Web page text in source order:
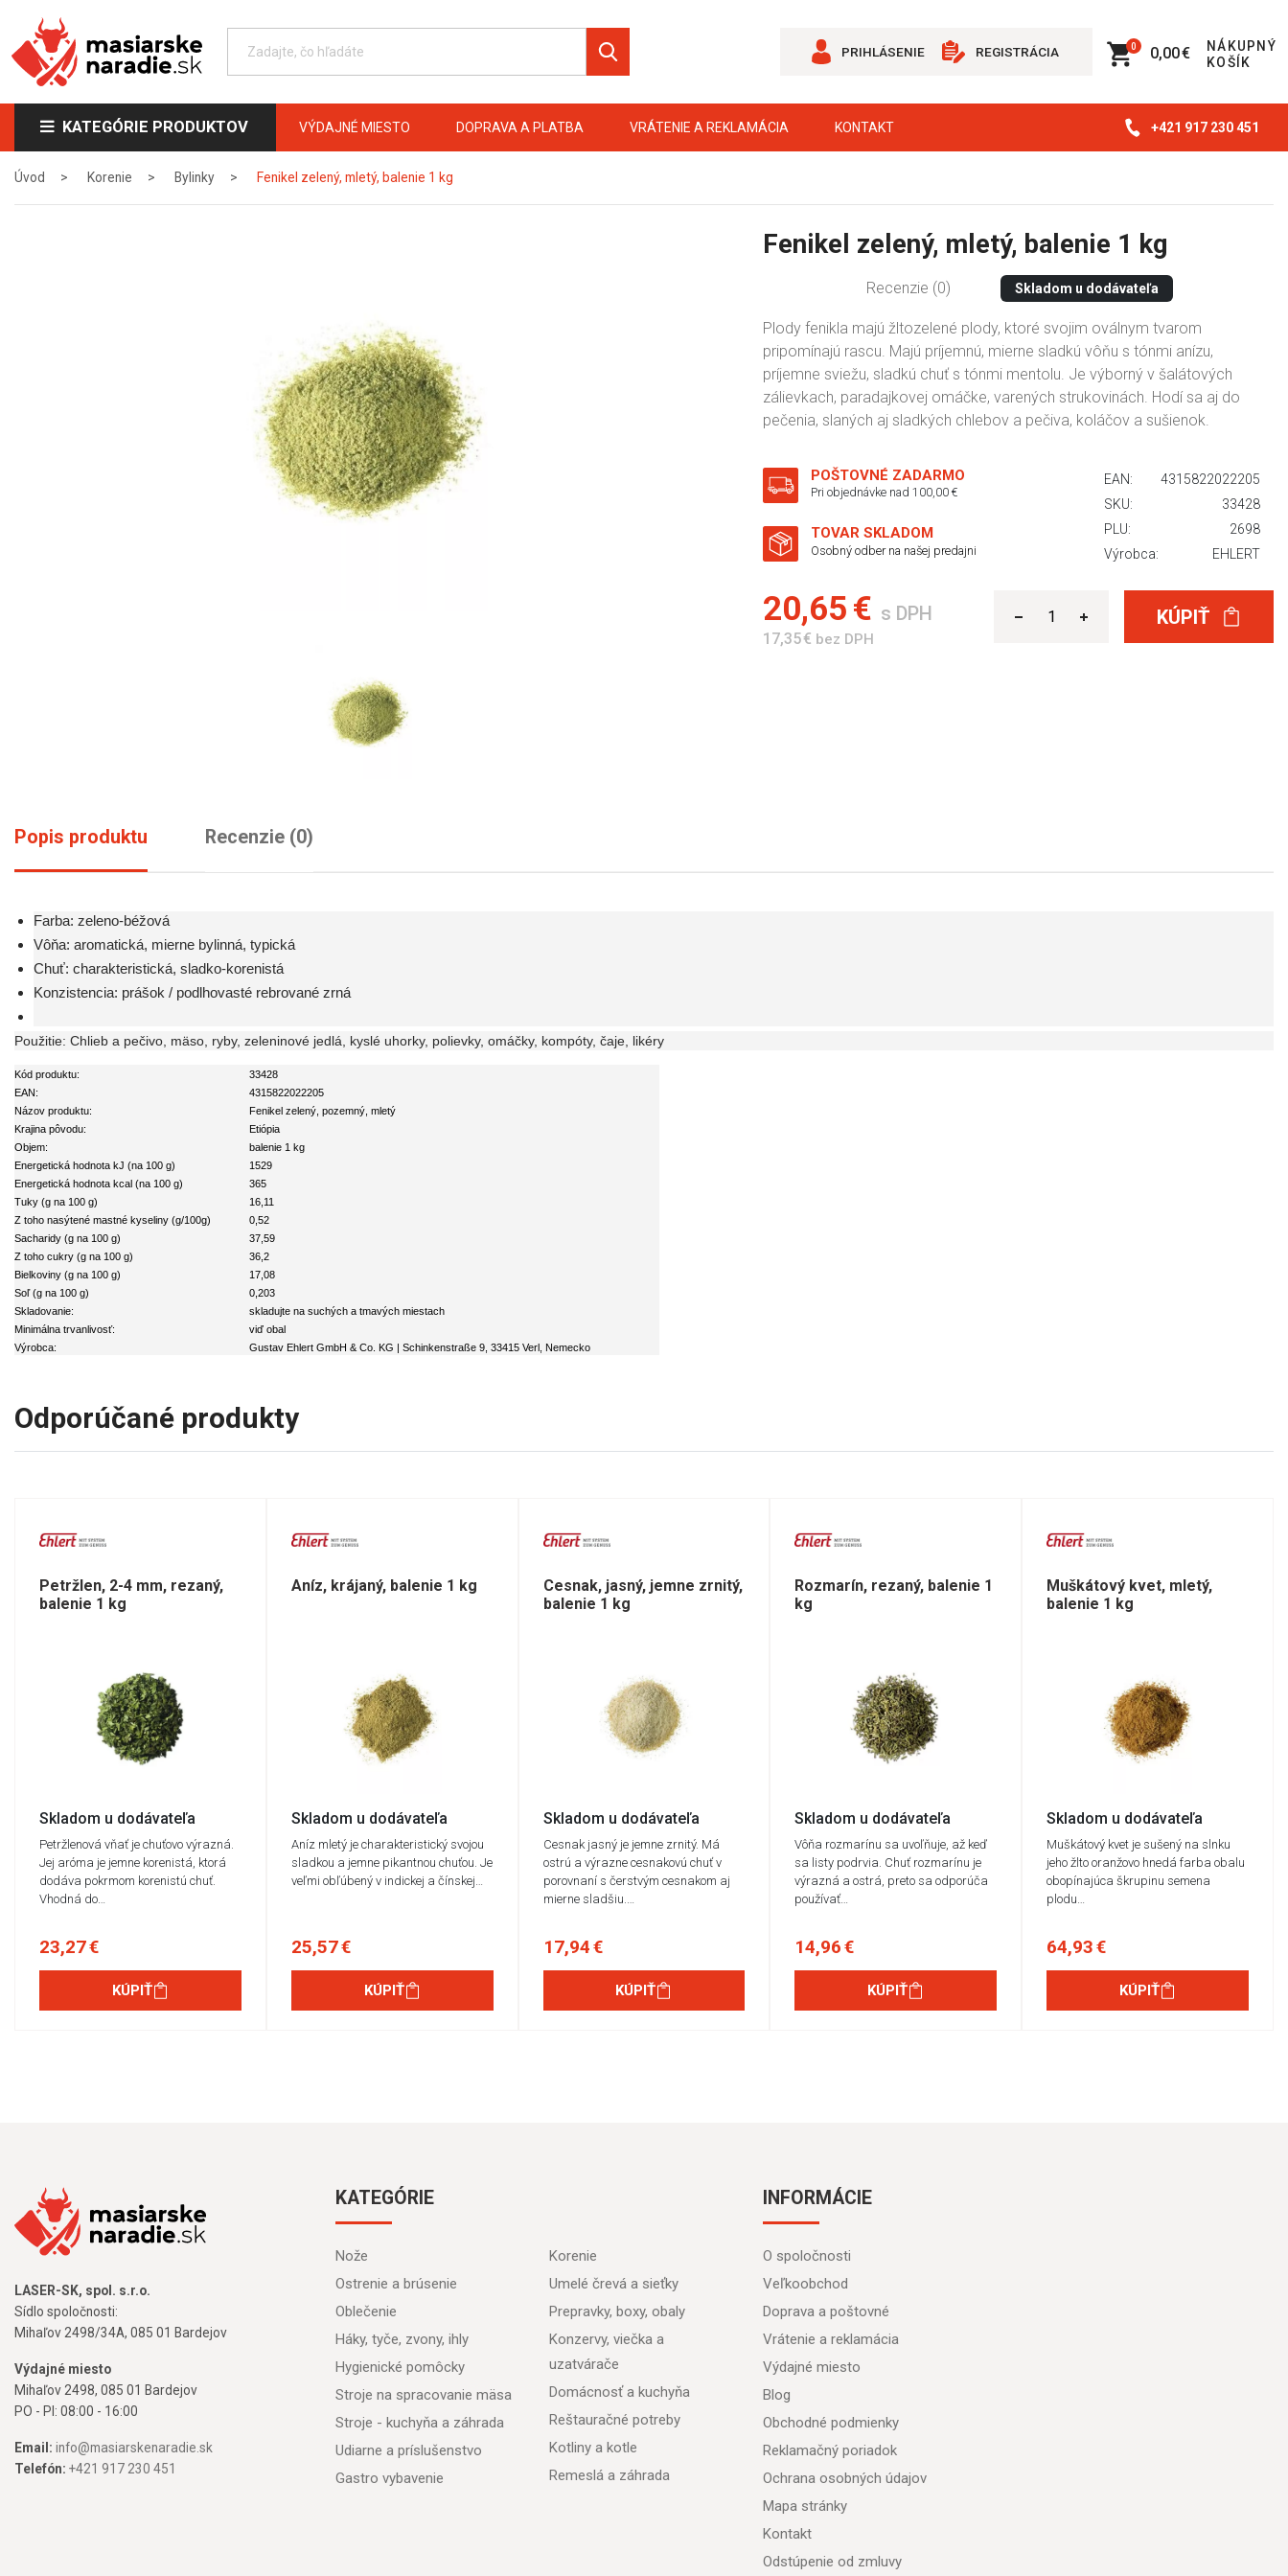
PRIHLÁSENIE REGISTRÁCIA 0,00 €
NÁKUPNÝ
KOŠÍK
0
KATEGÓRIE PRODUKTOV VÝDAJNÉ MIESTO DOPRAVA A PLATBA VRÁTENIE A REKLAMÁCIA KONTAKT +421 917 230 451
Úvod Korenie Bylinky Fenikel zelený, mletý, balenie 1 kg
Fenikel zelený, mletý, balenie 1 kg
Recenzie (0) Skladom u dodávateľa
Plody fenikla majú žltozelené plody, ktoré svojim oválnym tvarom
pripomínajú rascu. Majú príjemnú, mierne sladkú vôňu s tónmi anízu,
príjemne sviežu, sladkú chuť s tónmi mentolu. Je výborný v šalátových
zálievkach, paradajkovej omáčke, varených strukovinách. Hodí sa aj do
pečenia, slaných aj sladkých chlebov a pečiva, koláčov a sušienok.
POŠTOVNÉ ZADARMO
Pri objednávke nad 100,00 €
TOVAR SKLADOM
Osobný odber na našej predajni
EAN:
4315822022205
SKU:
33428
PLU:
2698
Výrobca:
EHLERT
20,65 € s DPH
17,35 € bez DPH
KÚPIŤ
Popis produktu Recenzie (0)
Farba: zeleno-béžová
Vôňa: aromatická, mierne bylinná, typická
Chuť: charakteristická, sladko-korenistá
Konzistencia: prášok / podlhovasté rebrované zrná
Použitie: Chlieb a pečivo, mäso, ryby, zeleninové jedlá, kyslé uhorky, polievky, omáčky, kompóty, čaje, likéry
Kód produktu:
33428
EAN:
4315822022205
Názov produktu:
Fenikel zelený, pozemný, mletý
Krajina pôvodu:
Etiópia
Objem:
balenie 1 kg
Energetická hodnota kJ (na 100 g)
1529
Energetická hodnota kcal (na 100 g)
365
Tuky (g na 100 g)
16,11
Z toho nasýtené mastné kyseliny (g/100g)
0,52
Sacharidy (g na 100 g)
37,59
Z toho cukry (g na 100 g)
36,2
Bielkoviny (g na 100 g)
17,08
Soľ (g na 100 g)
0,203
Skladovanie:
skladujte na suchých a tmavých miestach
Minimálna trvanlivosť:
viď obal
Výrobca:
Gustav Ehlert GmbH & Co. KG | Schinkenstraße 9, 33415 Verl, Nemecko
Odporúčané produkty
Petržlen, 2-4 mm, rezaný,
balenie 1 kg
Skladom u dodávateľa
Petržlenová vňať je chuťovo výrazná.
Jej aróma je jemne korenistá, ktorá
dodáva pokrmom korenistú chuť.
Vhodná do…
23,27 €
KÚPIŤ
Aníz, krájaný, balenie 1 kg
Skladom u dodávateľa
Aníz mletý je charakteristický svojou
sladkou a jemne pikantnou chuťou. Je
veľmi obľúbený v indickej a čínskej…
25,57 €
KÚPIŤ
Cesnak, jasný, jemne zrnitý,
balenie 1 kg
Skladom u dodávateľa
Cesnak jasný je jemne zrnitý. Má
ostrú a výrazne cesnakovú chuť v
porovnaní s čerstvým cesnakom aj
mierne sladšiu.…
17,94 €
KÚPIŤ
Rozmarín, rezaný, balenie 1
kg
Skladom u dodávateľa
Vôňa rozmarínu sa uvoľňuje, až keď
sa listy podrvia. Chuť rozmarínu je
výrazná a ostrá, preto sa odporúča
používať…
14,96 €
KÚPIŤ
Muškátový kvet, mletý,
balenie 1 kg
Skladom u dodávateľa
Muškátový kvet je sušený na slnku
jeho žlto oranžovo hnedá farba obalu
obopínajúca škrupinu semena
plodu…
64,93 €
KÚPIŤ
LASER-SK, spol. s.r.o.
Sídlo spoločnosti:
Mihaľov 2498/34A, 085 01 Bardejov
Výdajné miesto
Mihaľov 2498, 085 01 Bardejov
PO - PI: 08:00 - 16:00
Email: info@masiarskenaradie.sk
Telefón: +421 917 230 451
KATEGÓRIE
Nože
Ostrenie a brúsenie
Oblečenie
Háky, tyče, zvony, ihly
Hygienické pomôcky
Stroje na spracovanie mäsa
Stroje - kuchyňa a záhrada
Udiarne a príslušenstvo
Gastro vybavenie
Korenie
Umelé črevá a sieťky
Prepravky, boxy, obaly
Konzervy, viečka a
uzatvárače
Domácnosť a kuchyňa
Reštauračné potreby
Kotliny a kotle
Remeslá a záhrada
INFORMÁCIE
O spoločnosti
Veľkoobchod
Doprava a poštovné
Vrátenie a reklamácia
Výdajné miesto
Blog
Obchodné podmienky
Reklamačný poriadok
Ochrana osobných údajov
Mapa stránky
Kontakt
Odstúpenie od zmluvy